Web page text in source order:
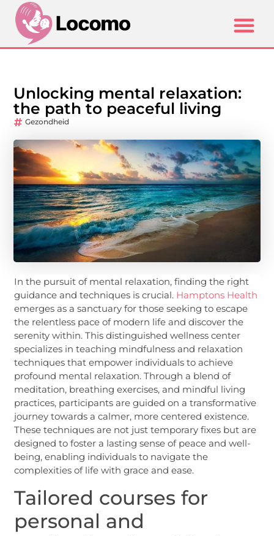
Unlocking mental relaxation:
the path to peaceful living
Gezondheid
In the pursuit of mental relaxation, finding the right
guidance and techniques is crucial. Hamptons Health
emerges as a sanctuary for those seeking to escape
the relentless pace of modern life and discover the
serenity within. This distinguished wellness center
specializes in teaching mindfulness and relaxation
techniques that empower individuals to achieve
profound mental relaxation. Through a blend of
meditation, breathing exercises, and mindful living
practices, participants are guided on a transformative
journey towards a calmer, more centered existence.
These techniques are not just temporary fixes but are
designed to foster a lasting sense of peace and well-
being, enabling individuals to navigate the
complexities of life with grace and ease.
Tailored courses for
personal and